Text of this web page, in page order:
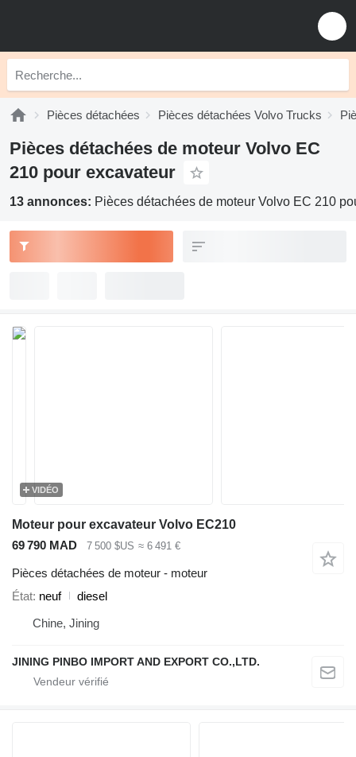
Pièces détachées Pièces détachées Volvo Trucks
Pièces détachées de moteur Volvo EC
210 pour excavateur
13 annonces: Pièces détachées de moteur Volvo EC 210
VIDÉO
Moteur pour excavateur Volvo EC210
69 790 MAD
7 500 $US ≈ 6 491 €
Pièces détachées de moteur - moteur
État neuf
diesel
Chine, Jining
JINING PINBO IMPORT AND EXPORT CO.,LTD.